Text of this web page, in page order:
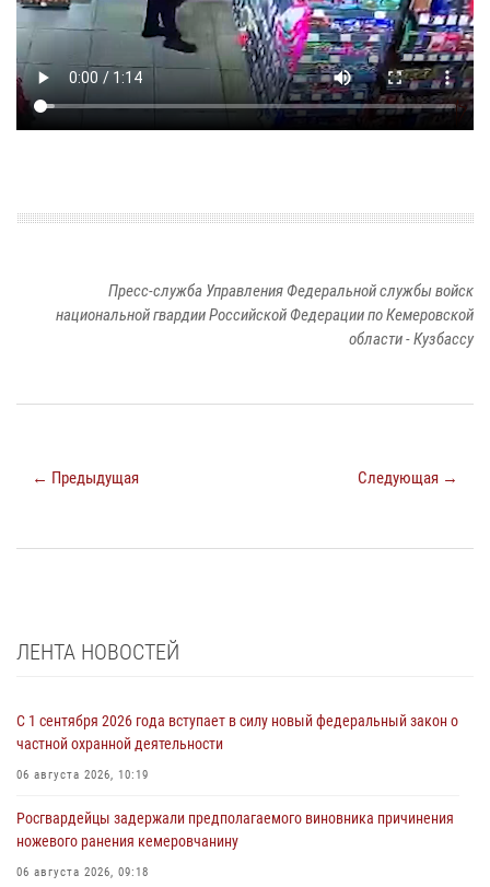
Пресс-служба Управления Федеральной службы войск
национальной гвардии Российской Федерации по Кемеровской
области - Кузбассу
← Предыдущая Следующая →
ЛЕНТА НОВОСТЕЙ
С 1 сентября 2026 года вступает в силу новый федеральный закон о
частной охранной деятельности
06 августа 2026, 10:19
Росгвардейцы задержали предполагаемого виновника причинения
ножевого ранения кемеровчанину
06 августа 2026, 09:18